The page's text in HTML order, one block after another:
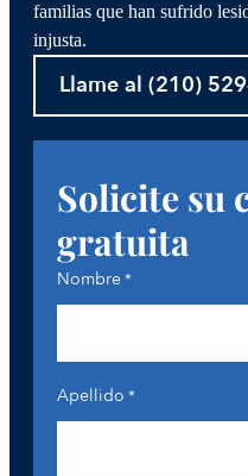
familias que han sufrido
injusta.
Llame al (210)
Solicite su
gratuita
Nombre*
Apellido *